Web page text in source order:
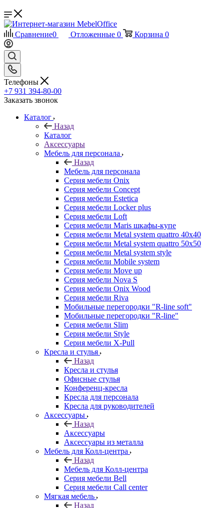
Сравнение0 Отложенные 0 Корзина 0
Телефоны
+7 931 394-80-00
Заказать звонок
Каталог
Назад
Каталог
Аксессуары
Мебель для персонала
Назад
Мебель для персонала
Серия мебели Onix
Серия мебели Concept
Серия мебели Estetica
Серия мебели Locker plus
Серия мебели Loft
Серия мебели Maris шкафы-купе
Серия мебели Metal system quattro 40x40
Серия мебели Metal system quattro 50x50
Серия мебели Metal system style
Серия мебели Mobile system
Серия мебели Move up
Серия мебели Nova S
Серия мебели Onix Wood
Серия мебели Riva
Мобильные перегородки "R-line soft"
Мобильные перегородки "R-line"
Серия мебели Slim
Серия мебели Style
Серия мебели X-Pull
Кресла и стулья
Назад
Кресла и стулья
Офисные стулья
Конференц-кресла
Кресла для персонала
Кресла для руководителей
Аксессуары
Назад
Аксессуары
Аксессуары из металла
Мебель для Колл-центра
Назад
Мебель для Колл-центра
Серия мебели Bell
Серия мебели Call center
Мягкая мебель
Назад